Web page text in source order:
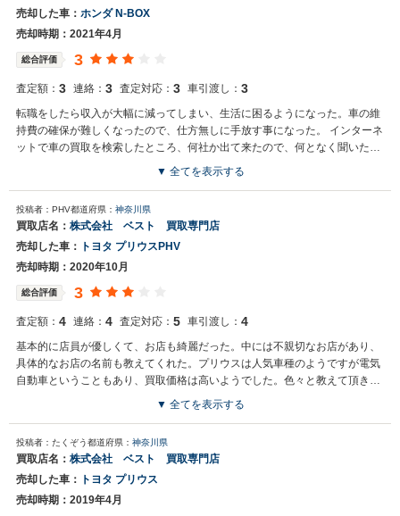
売却した車： ホンダ N-BOX
売却時期：2021年4月
総合評価 3
査定額： 3 連絡： 3 査定対応： 3 車引渡し： 3
転職をしたら収入が大幅に減ってしまい、生活に困るようになった。車の維
持費の確保が難しくなったので、仕方無しに手放す事になった。 インターネ
ットで車の買取を検索したところ、何社か出て来たので、何となく聞いたこ
とのある会社に決めて電話してみました。
▼ 全てを表示する
投稿者：PHV都道府県： 神奈川県
買取店名： 株式会社 ベスト 買取専門店
売却した車：
トヨタ プリウスPHV
売却時期：2020年10月
総合評価 3
査定額： 4 連絡： 4 査定対応： 5 車引渡し： 4
基本的に店員が優しくて、お店も綺麗だった。中には不親切なお店があり、
具体的なお店の名前も教えてくれた。プリウスは人気車種のようですが電気
自動車ということもあり、買取価格は高いようでした。色々と教えて頂き有
▼ 全てを表示する
投稿者：たくぞう都道府県： 神奈川県
買取店名： 株式会社 ベスト 買取専門店
売却した車：
トヨタ プリウス
売却時期：2019年4月